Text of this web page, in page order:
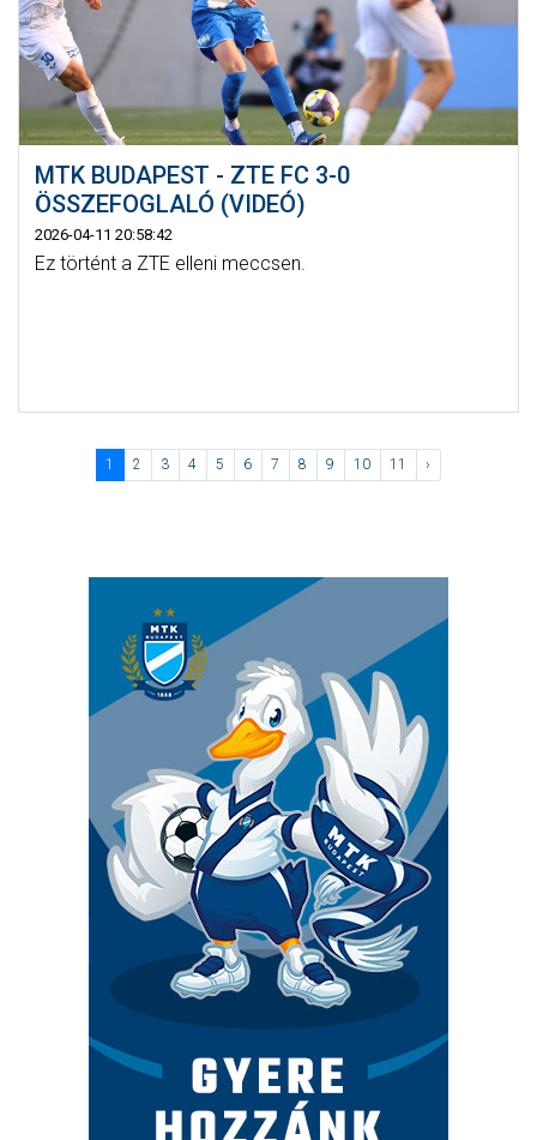
MTK BUDAPEST - ZTE FC 3-0
ÖSSZEFOGLALÓ (VIDEÓ)
2026-04-11 20:58:42
Ez történt a ZTE elleni meccsen.
1 2 3 4 5 6 7 8 9 10 11 ›